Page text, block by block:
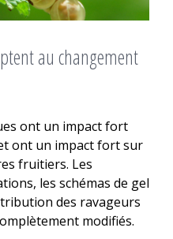
au changement
ont un impact fort
ont un impact fort sur
fruitiers. Les
les schémas de gel
des ravageurs
modifiés.